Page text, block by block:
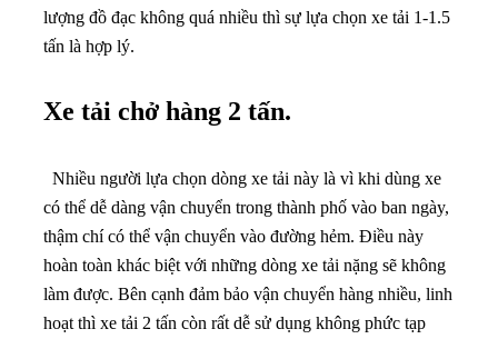
lượng đồ đạc không quá nhiều thì sự lựa chọn xe tải 1-1.5
tấn là hợp lý.
Xe tải chở hàng 2 tấn.
Nhiều người lựa chọn dòng xe tải này là vì khi dùng xe
có thể dễ dàng vận chuyển trong thành phố vào ban ngày,
thậm chí có thể vận chuyển vào đường hẻm. Điều này
hoàn toàn khác biệt với những dòng xe tải nặng sẽ không
làm được. Bên cạnh đảm bảo vận chuyển hàng nhiều, linh
hoạt thì xe tải 2 tấn còn rất dễ sử dụng không phức tạp